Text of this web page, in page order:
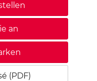
an
(PDF)